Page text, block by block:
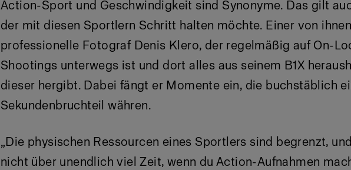
Action-Sport und Geschwindigkeit sind Synonyme. Das gilt
der mit diesen Sportlern Schritt halten möchte. Einer von
professionelle Fotograf Denis Klero, der regelmäßig auf On-
Shootings unterwegs ist und dort alles aus seinem B1X
dieser hergibt. Dabei fängt er Momente ein, die buchstäblich
Sekundenbruchteil währen.
„Die physischen Ressourcen eines Sportlers sind begrenzt,
nicht über unendlich viel Zeit, wenn du Action-Aufnahmen